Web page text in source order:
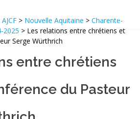
> Nouvelle Aquitaine > Charente-
2025 > Les relations entre chrétiens et
Serge Würthrich
entre chrétiens
du Pasteur